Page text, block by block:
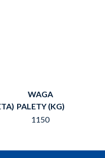
WAGA
PALETY (KG)
1150